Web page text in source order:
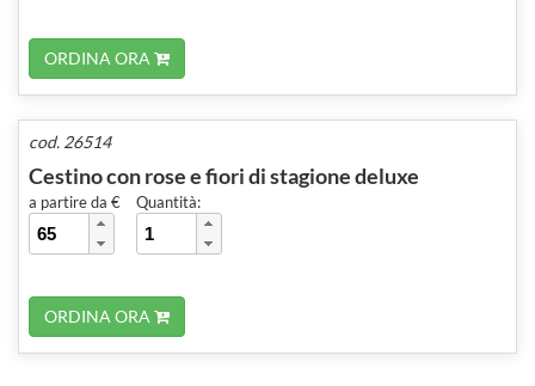
ORDINA ORA
cod. 26514
Cestino con rose e fiori di stagione deluxe
a partire da € Quantità:
ORDINA ORA